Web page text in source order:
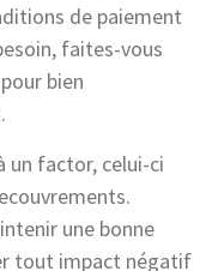
de paiement
faites-vous
bien
un factor, celui-ci
une bonne
tout impact négatif